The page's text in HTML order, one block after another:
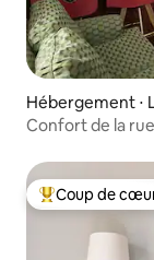
Hébergement ⋅
Confort de la
Coups de cœur
Coup de